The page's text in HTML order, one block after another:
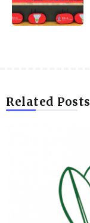
Related Posts